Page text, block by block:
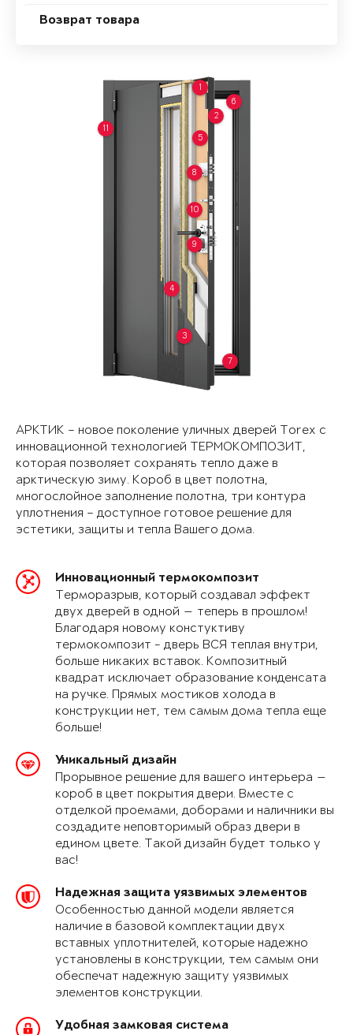
Возврат товара
1
2
3
4
5
6
7
8
9
10
11
АРКТИК – новое поколение уличных дверей Torex с
инновационной технологией ТЕРМОКОМПОЗИТ,
которая позволяет сохранять тепло даже в
арктическую зиму. Короб в цвет полотна,
многослойное заполнение полотна, три контура
уплотнения – доступное готовое решение для
эстетики, защиты и тепла Вашего дома.
Инновационный термокомпозит
Терморазрыв, который создавал эффект
двух дверей в одной — теперь в прошлом!
Благодаря новому констуктиву
термокомпозит - дверь ВСЯ теплая внутри,
больше никаких вставок. Композитный
квадрат исключает образование конденсата
на ручке. Прямых мостиков холода в
конструкции нет, тем самым дома тепла еще
больше!
Уникальный дизайн
Прорывное решение для вашего интерьера —
короб в цвет покрытия двери. Вместе с
отделкой проемами, доборами и наличники вы
создадите неповторимый образ двери в
едином цвете. Такой дизайн будет только у
вас!
Надежная защита уязвимых элементов
Особенностью данной модели является
наличие в базовой комплектации двух
вставных уплотнителей, которые надежно
установлены в конструкции, тем самым они
обеспечат надежную защиту уязвимых
элементов конструкции.
Удобная замковая система